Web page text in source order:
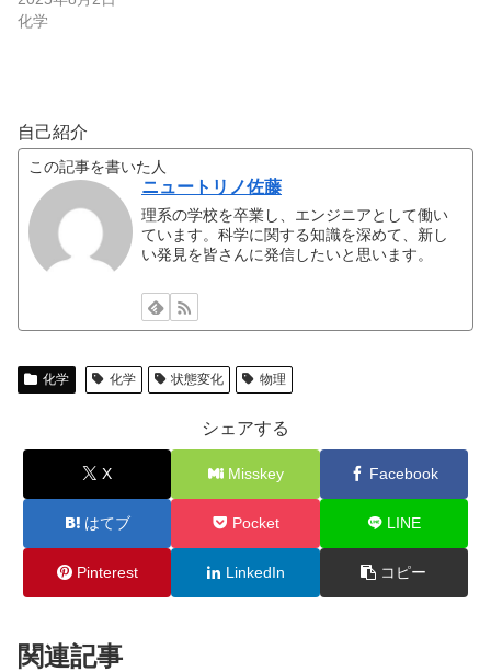
化学
自己紹介
この記事を書いた人
ニュートリノ佐藤
理系の学校を卒業し、エンジニアとして働い
ています。科学に関する知識を深めて、新し
い発見を皆さんに発信したいと思います。
化学 化学 状態変化 物理
シェアする
X Misskey Facebook
はてブ Pocket LINE
Pinterest LinkedIn コピー
関連記事